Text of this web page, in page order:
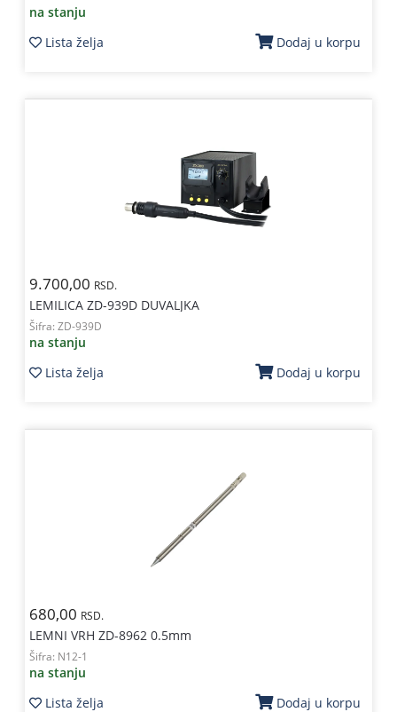
na stanju
Lista želja
Dodaj u korpu
9.700,00 RSD.
LEMILICA ZD-939D DUVALJKA
Šifra: ZD-939D
na stanju
Lista želja
Dodaj u korpu
680,00 RSD.
LEMNI VRH ZD-8962 0.5mm
Šifra: N12-1
na stanju
Lista želja
Dodaj u korpu